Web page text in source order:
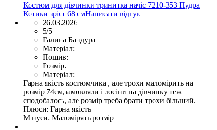
Костюм для дівчинки тринитка начіс 7210-353 Пудра
Котики зріст 68 смНаписати відгук
26.03.2026
5/5
Галина Бандура
Матеріал:
Пошив:
Розмір:
Матеріал:
Гарна якість костюмчика , але трохи маломірить на
розмір 74см,замовляли і лосіни на дівчинку теж
сподобалось, але розмір треба брати трохи більший.
Плюси: Гарна якість
Мінуси: Маломірять розмір